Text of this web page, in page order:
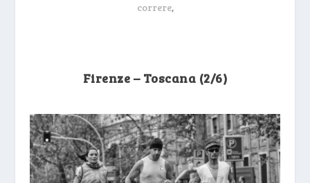
correre,
Firenze – Toscana (2/6)